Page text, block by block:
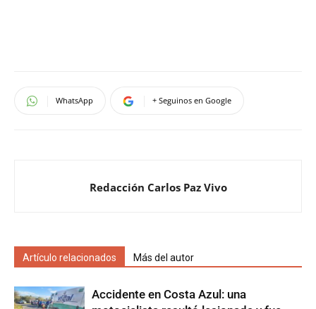
WhatsApp + Seguinos en Google
Redacción Carlos Paz Vivo
Artículo relacionados Más del autor
Accidente en Costa Azul: una